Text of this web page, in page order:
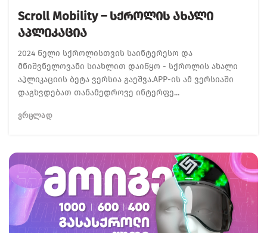
Scroll Mobility – Სქროლის Ახალი
Აპლიკაცია
2024 წელი სქროლისთვის საინტერესო და
მნიშვნელოვანი სიახლით დაიწყო - სქროლის ახალი
აპლიკაციის ბეტა ვერსია გაეშვა.APP-ის ამ ვერსიაში
დაგხვდებათ თანამედროვე ინტერფე...
ᲕᲠᲪᲚᲐᲓ